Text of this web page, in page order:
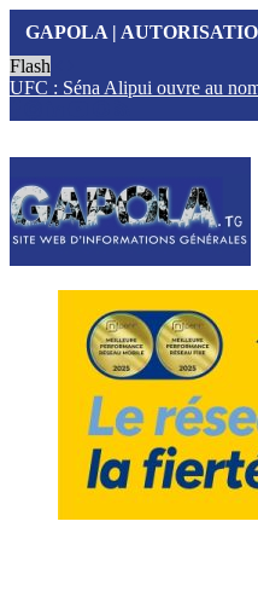
GAPOLA |
Flash
UFC : Séna Alipui ouvre au